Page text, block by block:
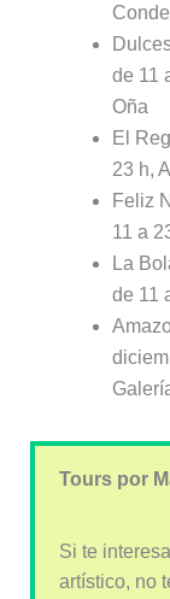
de 11
Oña
El
23 h,
Feliz
11 a
La
de 11
Tours por
Si te
artístico, no